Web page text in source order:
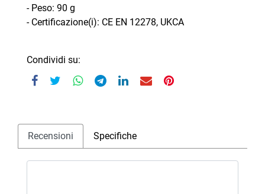
- Peso: 90 g
- Certificazione(i): CE EN 12278, UKCA
Condividi su:
Recensioni Specifiche